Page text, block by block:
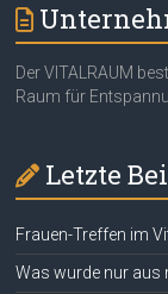
Der VITALRAUM
Raum für
Letzte
Frauen-Treffen im
Was wurde nur aus